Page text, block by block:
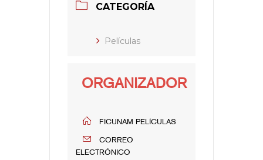
CATEGORÍA
Películas
ORGANIZADOR
FICUNAM PELÍCULAS
CORREO
ELECTRÓNICO